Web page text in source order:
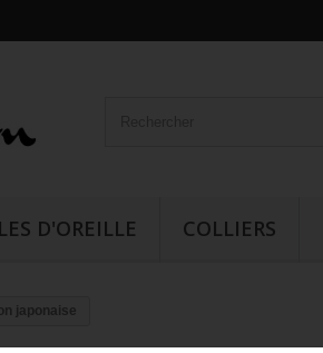
D'OREILLE COLLIERS
japonaise